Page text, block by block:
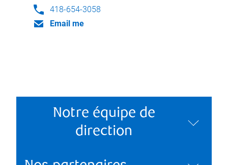
418-654-3058
Email me
Notre équipe de
direction